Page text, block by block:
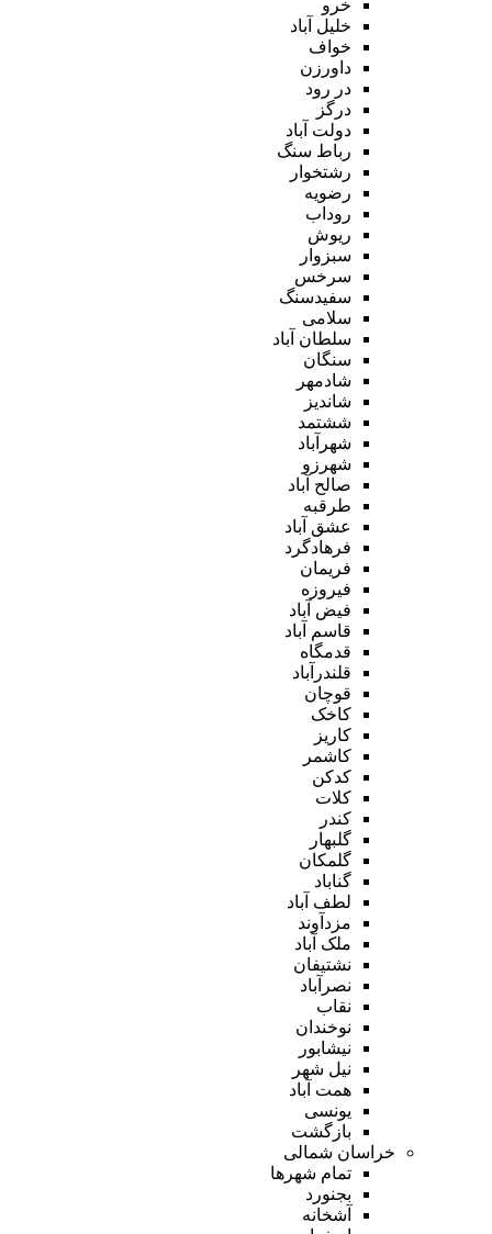
خرو
خلیل آباد
خواف
داورزن
در رود
درگز
دولت آباد
رباط سنگ
رشتخوار
رضویه
روداب
ریوش
سبزوار
سرخس
سفیدسنگ
سلامی
سلطان آباد
سنگان
شادمهر
شاندیز
ششتمد
شهرآباد
شهرزو
صالح آباد
طرقبه
عشق آباد
فرهادگرد
فریمان
فیروزه
فیض آباد
قاسم آباد
قدمگاه
قلندرآباد
قوچان
کاخک
کاریز
کاشمر
کدکن
کلات
کندر
گلبهار
گلمکان
گناباد
لطف آباد
مزدآوند
ملک آباد
نشتیفان
نصرآباد
نقاب
نوخندان
نیشابور
نیل شهر
همت آباد
یونسی
بازگشت
خراسان شمالی
تمام شهر‌ها
بجنورد
آشخانه